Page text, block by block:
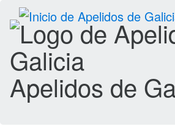
Apelidos de